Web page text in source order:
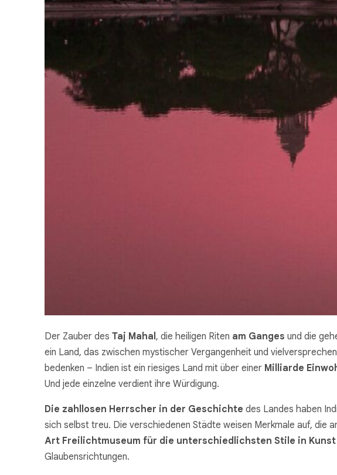
Der Zauber des Taj Mahal , die heiligen Riten am Ganges und die
ein Land, das zwischen mystischer Vergangenheit und
bedenken – Indien ist ein riesiges Land mit über einer Milliarde
Und jede einzelne verdient ihre Würdigung.
Die zahllosen Herrscher in der Geschichte des Landes haben
sich selbst treu. Die verschiedenen Städte weisen Merkmale auf, die
Art Freilichtmuseum für die unterschiedlichsten Stile in
Glaubensrichtungen.